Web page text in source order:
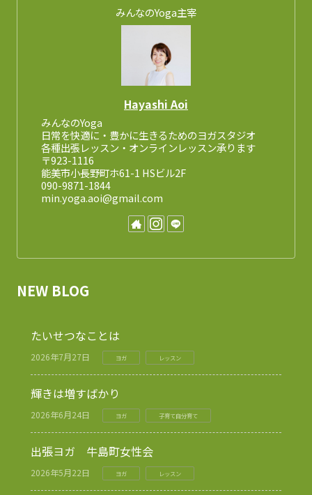
みんなのYoga主宰
Hayashi Aoi
みんなのYoga
日常を快適に・豊かに生きるためのヨガスタジオ
各種出張レッスン・オンラインレッスン承ります
〒923-1116
能美市小長野町ホ61-1 HSビル2F
090-9871-1844
min.yoga.aoi@gmail.com
NEW BLOG
たいせつなことは
2026年7月27日 ヨガ レッスン
輝きは増すばかり
2026年6月24日 ヨガ 子育て自分育て
出張ヨガ 牛島町女性会
2026年5月22日 ヨガ レッスン